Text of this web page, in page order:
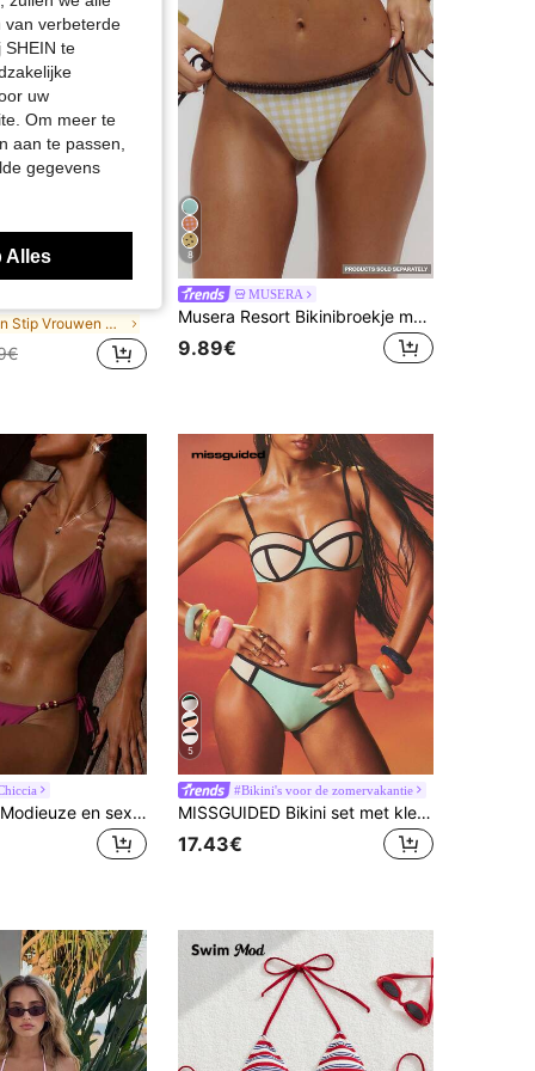
in Stip Vrouwen Strandkleding
8
MUSERA
Musera Resort Bikinibroekje met ruitjesprint, strikjes aan de zijkant en ruches, alleen voor de zomer, om te zwemmen, naar het strand te gaan, op vakantie te gaan, elke dag te gebruiken, sexy, schattig, voor op reis, Bambola
9.89€
Swim Chiccia Modieuze en sexy bikini voor dames, glanzend, met spaghettibandjes, kralen, open rug, driehoekig model, sexy, influencerstijl, strand, vakantie, entertainment, kust, bestseller
5
#Bikini's voor de zomervakantie
MISSGUIDED Bikini set met kleurblokken voor op het strand, met geometrisch patroon, beugeltop en middelhoge taillebroekje. Deze tweedelige zomerse zwemkleding set bestaat uit één stuk.
17.43€
van verbeterde
te
uw
Om meer te
aan te passen,
gegevens
Alles